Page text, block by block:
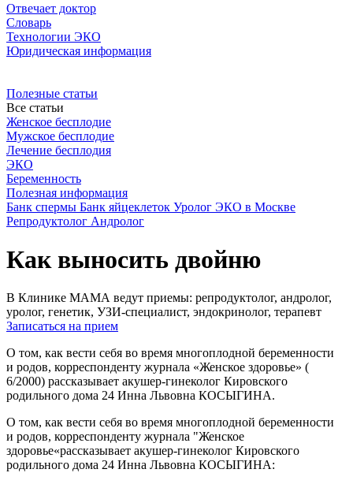
Отвечает доктор
Словарь
Технологии ЭКО
Юридическая информация
Полезные статьи
Все статьи
Женское бесплодие
Мужское бесплодие
Лечение бесплодия
ЭКО
Беременность
Полезная информация
Банк спермы Банк яйцеклеток Уролог ЭКО в Москве
Репродуктолог Андролог
Как выносить двойню
В Клинике МАМА ведут приемы: репродуктолог, андролог,
уролог, генетик, УЗИ-специалист, эндокринолог, терапевт
Записаться на прием
О том, как вести себя во время многоплодной беременности
и родов, корреспонденту журнала «Женское здоровье» (
6/2000) рассказывает акушер-гинеколог Кировского
родильного дома 24 Инна Львовна КОСЫГИНА.
О том, как вести себя во время многоплодной беременности
и родов, корреспонденту журнала "Женское
здоровье«рассказывает акушер-гинеколог Кировского
родильного дома 24 Инна Львовна КОСЫГИНА: